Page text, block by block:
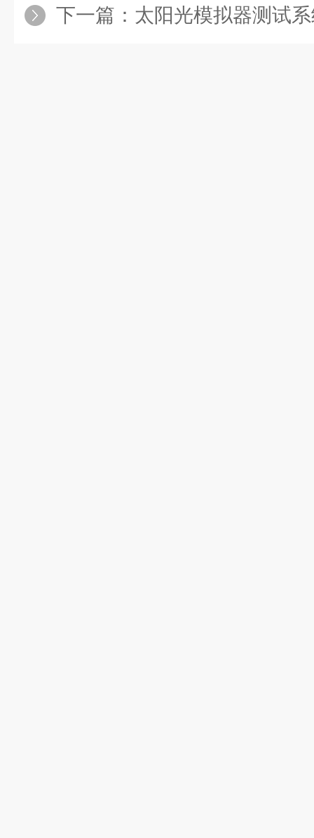
下一篇： 太阳光模拟器测试系